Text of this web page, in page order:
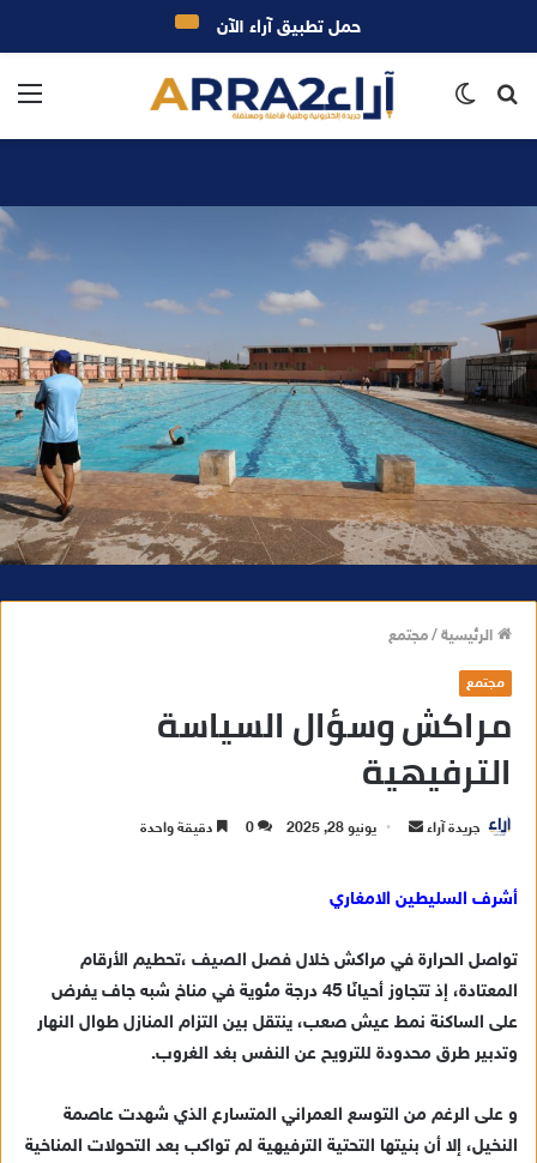
بحث
الرئيسية/مجتمع
مجتمع
مراكش وسؤال السياسة
الترفيهية
جريدة آراء
ي
د
ا
ل
ك
يونيو 28, 2025 0 دقيقة واحدة
أشرف السليطين الامغاري
تواصل الحرارة في مراكش خلال فصل الصيف ،تحطيم الأرقام
المعتادة، إذ تتجاوز أحيانًا 45 درجة مئوية في مناخ شبه جاف يفرض
على الساكنة نمط عيش صعب، ينتقل بين التزام المنازل طوال النهار
وتدبير طرق محدودة للترويح عن النفس بغد الغروب.
و على الرغم من التوسع العمراني المتسارع الذي شهدت عاصمة
النخيل، إلا أن بنيتها التحتية الترفيهية لم تواكب بعد التحولات المناخية
حمل تطبيق آراء الآن